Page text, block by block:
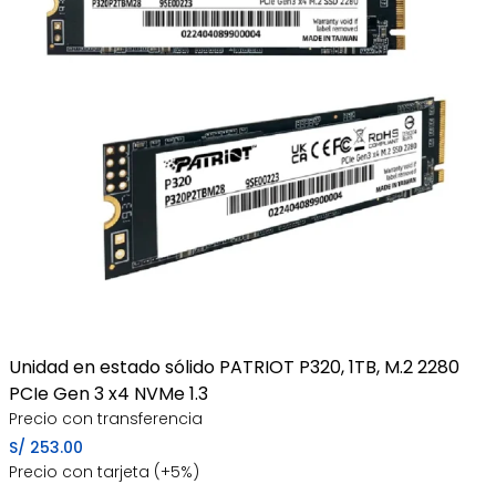
Unidad en estado sólido PATRIOT P320, 1TB, M.2 2280
PCIe Gen 3 x4 NVMe 1.3
Precio con transferencia
S/ 253.00
Precio con tarjeta (+5%)